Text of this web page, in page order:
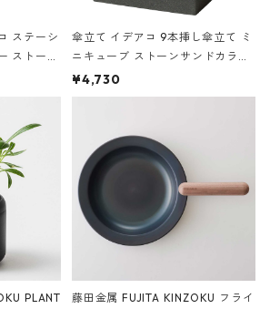
ステーシ
ストーン
Station
傘立て イデアコ 9本挿し傘立て ミ
ニキューブ ストーンサンドカラー
石調 ideaco Umbrella Stand CUB
E ストーンサンドブラック
¥4,730
PLANT
藤田金属 FUJITA KINZOKU フライ